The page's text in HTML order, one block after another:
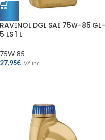
RAVENOL DGL SAE 75W-85 GL-
5 LS 1 L
75W-85
27,95€ IVA inc